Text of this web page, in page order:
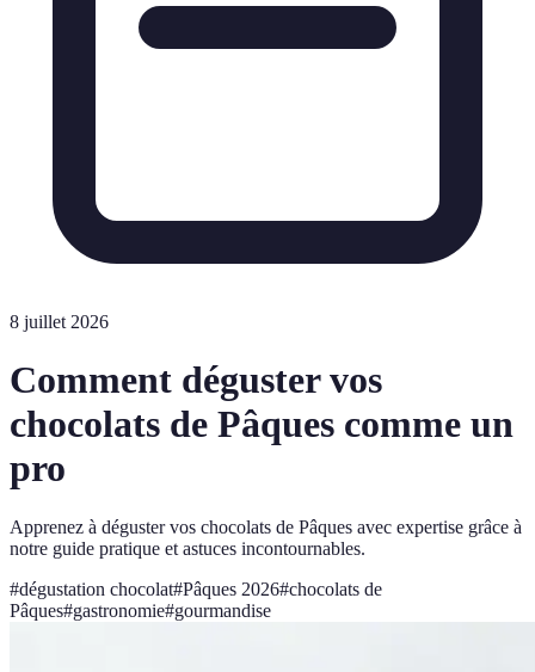
8 juillet 2026
Comment déguster vos
chocolats de Pâques comme un
pro
Apprenez à déguster vos chocolats de Pâques avec expertise grâce à
notre guide pratique et astuces incontournables.
#dégustation chocolat#Pâques 2026#chocolats de
Pâques#gastronomie#gourmandise